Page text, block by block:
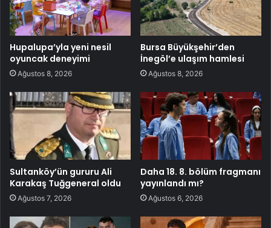
Hupalupa’yla yeni nesil
oyuncak deneyimi
Ağustos 8, 2026
Bursa Büyükşehir’den
İnegöl’e ulaşım hamlesi
Ağustos 8, 2026
Sultanköy’ün gururu Ali
Karakaş Tuğgeneral oldu
Ağustos 7, 2026
Daha 18. 8. bölüm fragmanı
yayınlandı mı?
Ağustos 6, 2026